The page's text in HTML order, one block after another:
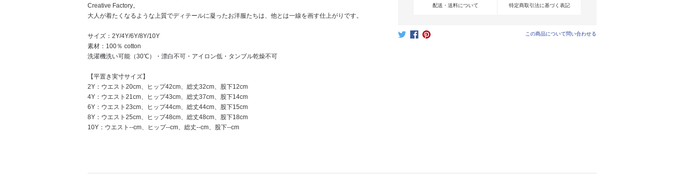
Creative Factory。
大人が着たくなるような上質でディテールに凝ったお洋服たちは、他とは一線を画す仕上がりです。
サイズ：2Y/4Y/6Y/8Y/10Y
素材：100％ cotton
洗濯機洗い可能（30℃）・漂白不可・アイロン低・タンブル乾燥不可
【平置き実寸サイズ】
2Y：ウエスト20cm、ヒップ42cm、総丈32cm、股下12cm
4Y：ウエスト21cm、ヒップ43cm、総丈37cm、股下14cm
6Y：ウエスト23cm、ヒップ44cm、総丈44cm、股下15cm
8Y：ウエスト25cm、ヒップ48cm、総丈48cm、股下18cm
10Y：ウエスト--cm、ヒップ--cm、総丈--cm、股下--cm
配送・送料について 特定商取引法に基づく表記
この商品について問い合わせる